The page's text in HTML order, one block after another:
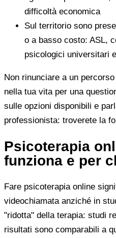
difficoltà economica
Sul territorio sono
o a basso costo: ASL,
psicologici universitari
Non rinunciare a un
nella tua vita per una
sulle opzioni disponibili e
professionista: troverete la
Psicoterapia
funziona e per
Fare psicoterapia online
videochiamata anziché in
"ridotta" della terapia: studi
risultati sono comparabili a